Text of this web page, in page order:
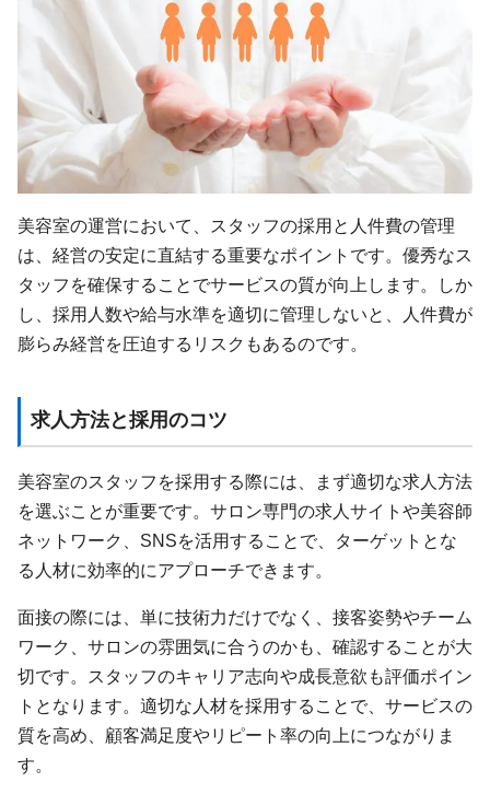
美容室の運営において、スタッフの採用と人件費の管理
は、経営の安定に直結する重要なポイントです。優秀なス
タッフを確保することでサービスの質が向上します。しか
し、採用人数や給与水準を適切に管理しないと、人件費が
膨らみ経営を圧迫するリスクもあるのです。
求人方法と採用のコツ
美容室のスタッフを採用する際には、まず適切な求人方法
を選ぶことが重要です。サロン専門の求人サイトや美容師
ネットワーク、SNSを活用することで、ターゲットとな
る人材に効率的にアプローチできます。
面接の際には、単に技術力だけでなく、接客姿勢やチーム
ワーク、サロンの雰囲気に合うのかも、確認することが大
切です。スタッフのキャリア志向や成長意欲も評価ポイン
トとなります。適切な人材を採用することで、サービスの
質を高め、顧客満足度やリピート率の向上につながりま
す。